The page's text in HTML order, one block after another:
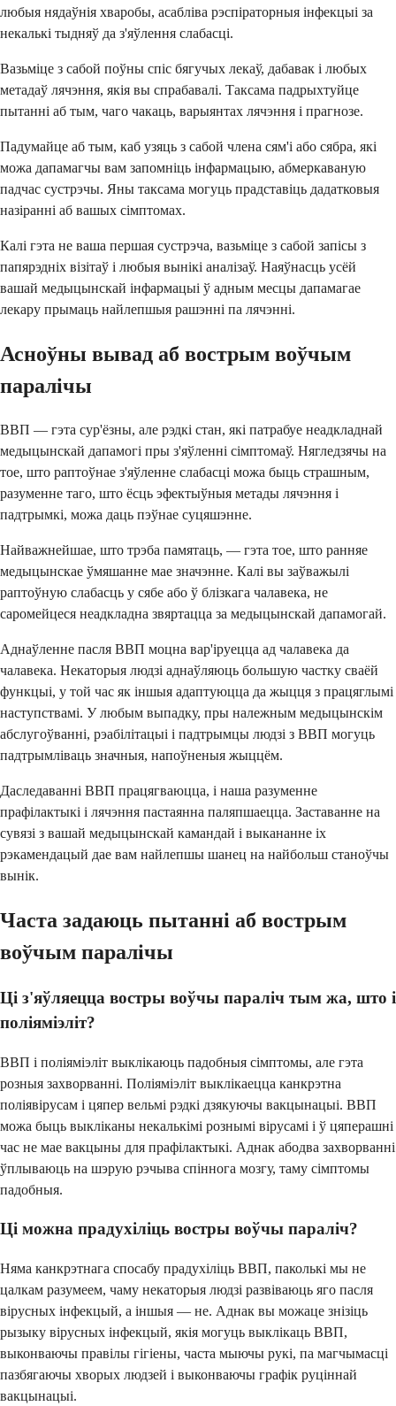
любыя нядаўнія хваробы, асабліва рэспіраторныя інфекцыі за
некалькі тыдняў да з'яўлення слабасці.
Вазьміце з сабой поўны спіс бягучых лекаў, дабавак і любых
метадаў лячэння, якія вы спрабавалі. Таксама падрыхтуйце
пытанні аб тым, чаго чакаць, варыянтах лячэння і прагнозе.
Падумайце аб тым, каб узяць з сабой члена сям'і або сябра, які
можа дапамагчы вам запомніць інфармацыю, абмеркаваную
падчас сустрэчы. Яны таксама могуць прадставіць дадатковыя
назіранні аб вашых сімптомах.
Калі гэта не ваша першая сустрэча, вазьміце з сабой запісы з
папярэдніх візітаў і любыя вынікі аналізаў. Наяўнасць усёй
вашай медыцынскай інфармацыі ў адным месцы дапамагае
лекару прымаць найлепшыя рашэнні па лячэнні.
Асноўны вывад аб вострым воўчым
паралічы
ВВП — гэта сур'ёзны, але рэдкі стан, які патрабуе неадкладнай
медыцынскай дапамогі пры з'яўленні сімптомаў. Нягледзячы на ​​
тое, што раптоўнае з'яўленне слабасці можа быць страшным,
разуменне таго, што ёсць эфектыўныя метады лячэння і
падтрымкі, можа даць пэўнае суцяшэнне.
Найважнейшае, што трэба памятаць, — гэта тое, што ранняе
медыцынскае ўмяшанне мае значэнне. Калі вы заўважылі
раптоўную слабасць у сябе або ў блізкага чалавека, не
саромейцеся неадкладна звяртацца за медыцынскай дапамогай.
Аднаўленне пасля ВВП моцна вар'іруецца ад чалавека да
чалавека. Некаторыя людзі аднаўляюць большую частку сваёй
функцыі, у той час як іншыя адаптуюцца да жыцця з працяглымі
наступствамі. У любым выпадку, пры належным медыцынскім
абслугоўванні, рэабілітацыі і падтрымцы людзі з ВВП могуць
падтрымліваць значныя, напоўненыя жыццём.
Даследаванні ВВП працягваюцца, і наша разуменне
прафілактыкі і лячэння пастаянна паляпшаецца. Заставанне на
сувязі з вашай медыцынскай камандай і выкананне іх
рэкамендацый дае вам найлепшы шанец на найбольш станоўчы
вынік.
Часта задаюць пытанні аб вострым
воўчым паралічы
Ці з'яўляецца востры воўчы параліч тым жа, што і
поліяміэліт?
ВВП і поліяміэліт выклікаюць падобныя сімптомы, але гэта
розныя захворванні. Поліяміэліт выклікаецца канкрэтна
поліявірусам і цяпер вельмі рэдкі дзякуючы вакцынацыі. ВВП
можа быць выкліканы некалькімі рознымі вірусамі і ў цяперашні
час не мае вакцыны для прафілактыкі. Аднак абодва захворванні
ўплываюць на шэрую рэчыва спіннога мозгу, таму сімптомы
падобныя.
Ці можна прадухіліць востры воўчы параліч?
Няма канкрэтнага спосабу прадухіліць ВВП, паколькі мы не
цалкам разумеем, чаму некаторыя людзі развіваюць яго пасля
вірусных інфекцый, а іншыя — не. Аднак вы можаце знізіць
рызыку вірусных інфекцый, якія могуць выклікаць ВВП,
выконваючы правілы гігіены, часта мыючы рукі, па магчымасці
пазбягаючы хворых людзей і выконваючы графік руціннай
вакцынацыі.